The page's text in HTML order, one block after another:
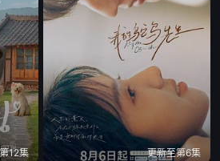
12集 更新至第6集